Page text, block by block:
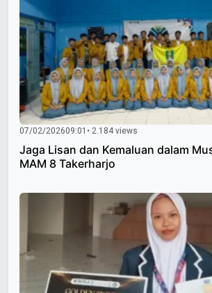
07/02/202609:01 • 2.184 views
Jaga Lisan dan Kemaluan dalam
MAM 8 Takerharjo